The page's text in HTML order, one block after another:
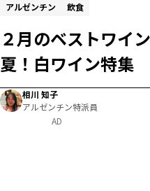
アルゼンチン 飲食
２月のベストワイ
夏！白ワイン特集
相川 知子
アルゼンチン特派員
AD